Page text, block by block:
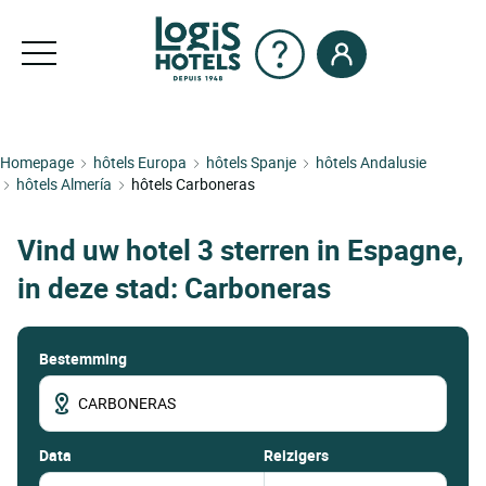
Homepage hôtels Europa hôtels Spanje
hôtels Andalusie
hôtels Almería
hôtels Carboneras
Vind uw hotel 3 sterren in Espagne,
in deze stad: Carboneras
Bestemming
data Reizigers